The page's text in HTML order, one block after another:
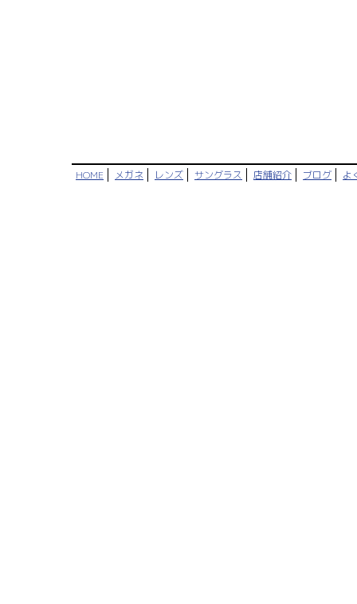
HOME メガネ レンズ サングラス 店舗紹介 ブログ よ